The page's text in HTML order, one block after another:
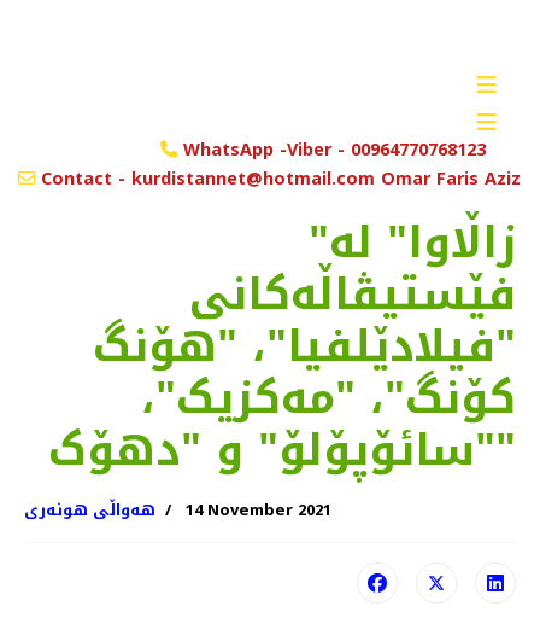
≡
≡
WhatsApp -Viber - 00964770768123
Contact - kurdistannet@hotmail.com Omar Faris Aziz
"زاڵاوا" لە
فێستیڤاڵەکانی
"فیلادێلفیا"، "هۆنگ
کۆنگ"، "مەکزیک"،
"سائۆپۆلۆ" و "دهۆک"
هەواڵی هونەری 14 November 2021